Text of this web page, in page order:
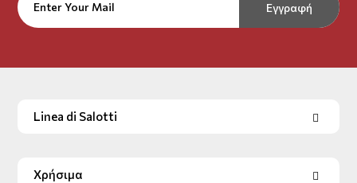
Εγγραφή
Linea di Salotti
Χρήσιμα